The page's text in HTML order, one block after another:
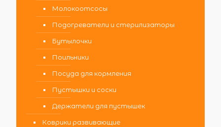
Молокоотсосы
Подогреватели и стерилизаторы
Бутылочки
Поильники
Посуда для кормления
Пустышки и соски
Держатели для пустышек
Коврики развивающие